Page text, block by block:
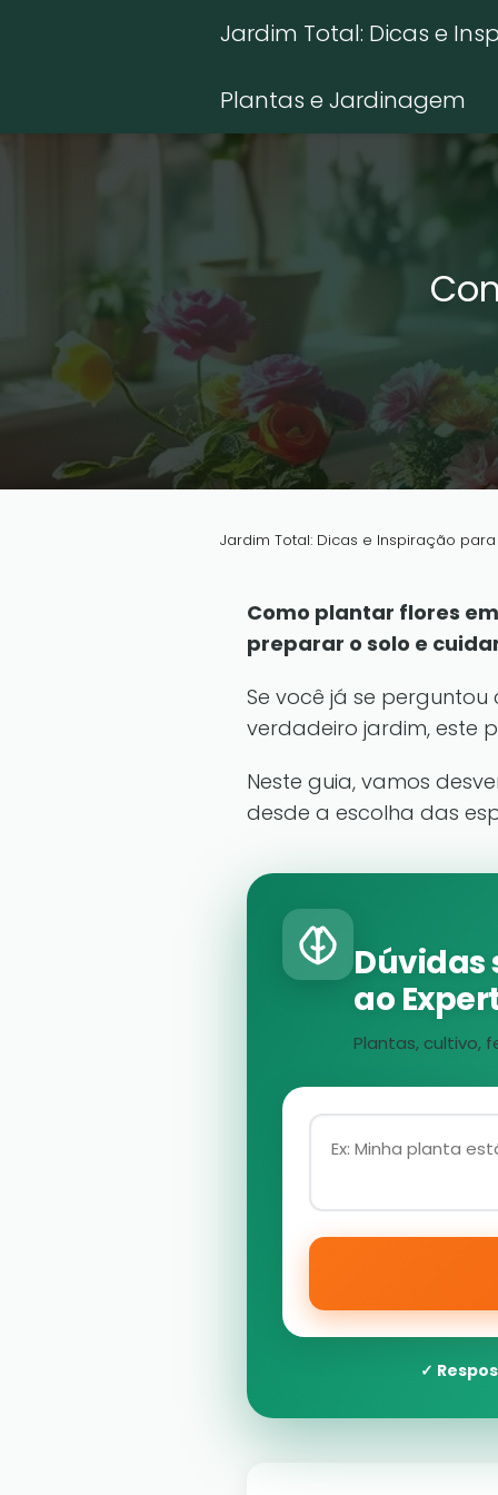
Jardim Total: Dicas e
Plantas e Jardinagem
Jardim Total: Dicas e Inspiração
Como plantar flores
preparar o solo e
Se você já se
verdadeiro jardim, este
Neste guia, vamos
desde a escolha das
Dúvidas
ao
Plantas, cultivo,
✓